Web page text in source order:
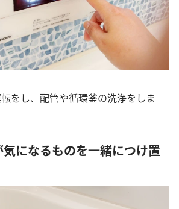
をし、配管や循環釜の洗浄をしま
になるものを一緒につけ置